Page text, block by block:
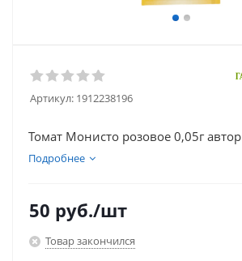
Артикул: 1912238196
Томат Монисто розовое 0,05г автор
Подробнее
50 руб./шт
Товар закончился